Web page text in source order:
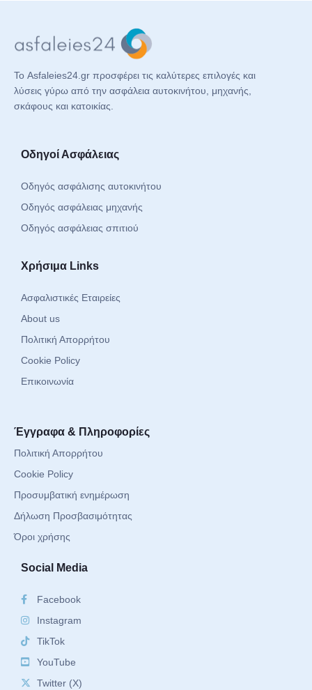
Το Asfaleies24.gr προσφέρει τις καλύτερες επιλογές και
λύσεις γύρω από την ασφάλεια αυτοκινήτου, μηχανής,
σκάφους και κατοικίας.
Οδηγοί Ασφάλειας
Οδηγός ασφάλισης αυτοκινήτου
Οδηγός ασφάλειας μηχανής
Οδηγός ασφάλειας σπιτιού
Χρήσιμα Links
Ασφαλιστικές Εταιρείες
About us
Πολιτική Απορρήτου
Cookie Policy
Επικοινωνία
Έγγραφα & Πληροφορίες
Πολιτική Απορρήτου
Cookie Policy
Προσυμβατική ενημέρωση
Δήλωση Προσβασιμότητας
Όροι χρήσης
Social Media
Facebook
Instagram
TikTok
YouTube
Twitter (X)